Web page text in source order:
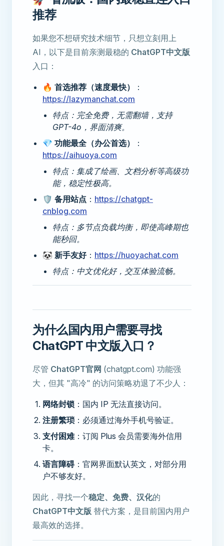
推荐
如果您不想研究技术细节，只想立刻用上
AI，以下是目前亲测最稳的 ChatGPT中文版
入口：
🔥 首选推荐（速度最快）
：
https://lazymanchat.com
特点：完全免费，无需翻墙，支持
GPT-4o，界面清爽。
💎 功能最全（办公首选）
：
https://aihuoya.com
特点：集成了绘画、文档分析等高级功
能，稳定性极高。
🛡️ 备用站点 ： https://chatgpt-
cnblog.com
特点：多节点负载均衡，即使高峰期也
能秒回。
🐼 新手友好： https://huoyachat.com
特点：中文优化好，交互体验流畅。
为什么国内用户需要寻找
ChatGPT 中文版入口？
尽管 ChatGPT官网 (chatgpt.com) 功能强
大，但其 "高冷" 的访问策略劝退了不少人：
网络封锁 ：国内 IP 无法直接访问。
注册繁琐 ：必须通过海外手机号验证。
支付困难：订阅 Plus 会员需要海外信用
卡。
语言障碍：官网界面默认英文，对部分用
户不够友好。
因此，寻找一个稳定、免费、汉化的
ChatGPT中文版 替代方案，是目前国内用户
最高效的选择。